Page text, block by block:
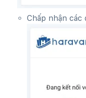
Chấp nhận các